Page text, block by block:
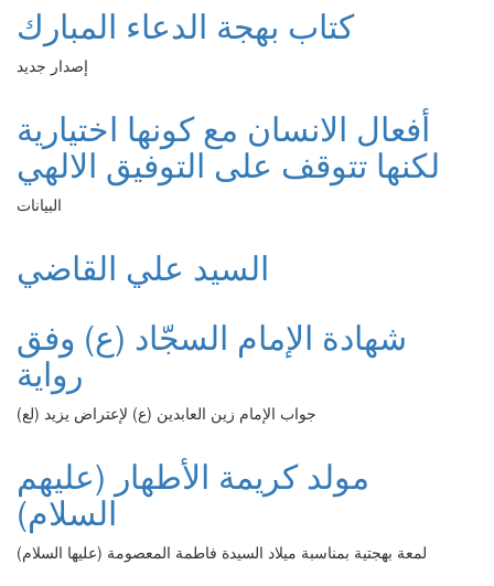
كتاب بهجة الدعاء المبارك
إصدار جديد
أفعال الانسان مع كونها اختيارية
لكنها تتوقف على التوفيق الالهي
البيانات
السيد علي القاضي
شهادة الإمام السجّاد (ع) وفق
رواية
جواب الإمام زين العابدين (ع) لإعتراض يزيد (لع)
مولد كريمة الأطهار (عليهم
السلام)
لمعة بهجتية بمناسبة ميلاد السيدة فاطمة المعصومة (عليها السلام)